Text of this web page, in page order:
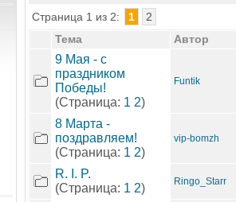
Страница 1 из 2: 1
2
Тема
Автор
9 Мая - с
праздником
Победы!
(Страница: 1 2)
Funtik
8 Марта -
поздравляем!
(Страница: 1 2)
vip-bomzh
R. I. P.
(Страница: 1 2) Ringo_Starr